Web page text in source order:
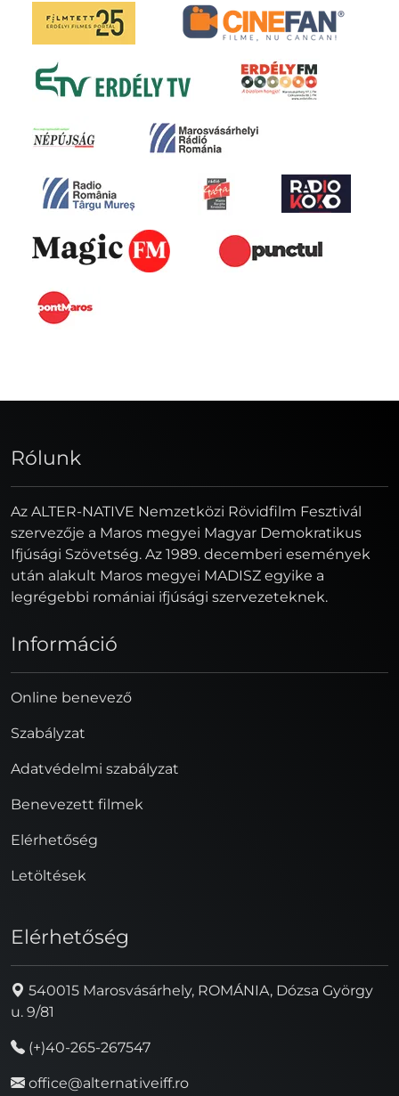
Rólunk
Az ALTER-NATIVE Nemzetközi Rövidfilm Fesztivál
szervezője a Maros megyei Magyar Demokratikus
Ifjúsági Szövetség. Az 1989. decemberi események
után alakult Maros megyei MADISZ egyike a
legrégebbi romániai ifjúsági szervezeteknek.
Információ
Online benevező
Szabályzat
Adatvédelmi szabályzat
Benevezett filmek
Elérhetőség
Letöltések
Elérhetőség
540015 Marosvásárhely, ROMÁNIA, Dózsa György
u. 9/81
(+)40-265-267547
office@alternativeiff.ro